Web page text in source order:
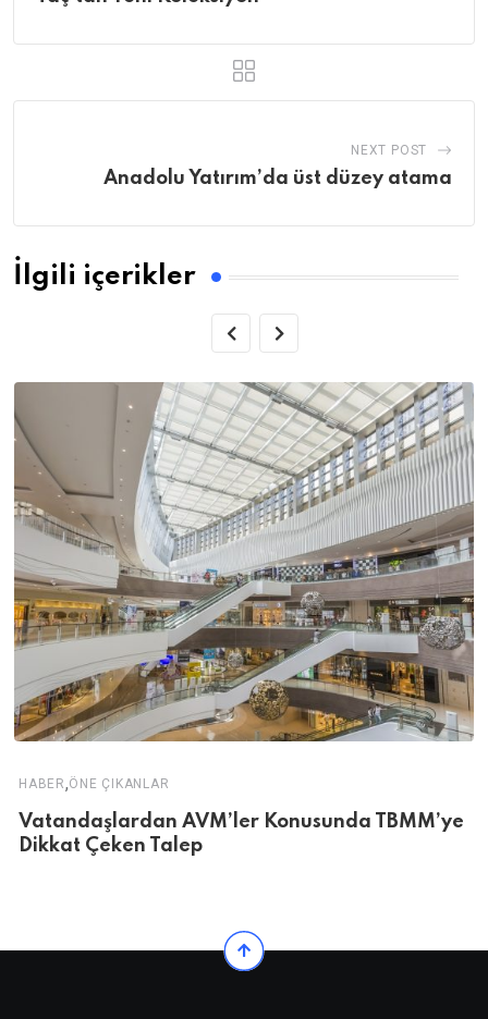
NEXT POST
Anadolu Yatırım’da üst düzey atama
İlgili içerikler
HABER,ÖNE ÇIKANLAR
Vatandaşlardan AVM’ler Konusunda TBMM’ye
Dikkat Çeken Talep